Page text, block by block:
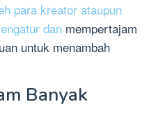
para kreator ataupun
dan mempertajam
untuk menambah
Banyak